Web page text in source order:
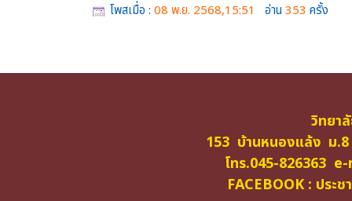
โพสเมื่อ : 08 พ.ย. 2568,15:51 อ่าน 353 ครั้ง
วิทยา
153 บ้านหนองแล้ง ม
โทร.045-826363
FACEBOOK : ประ